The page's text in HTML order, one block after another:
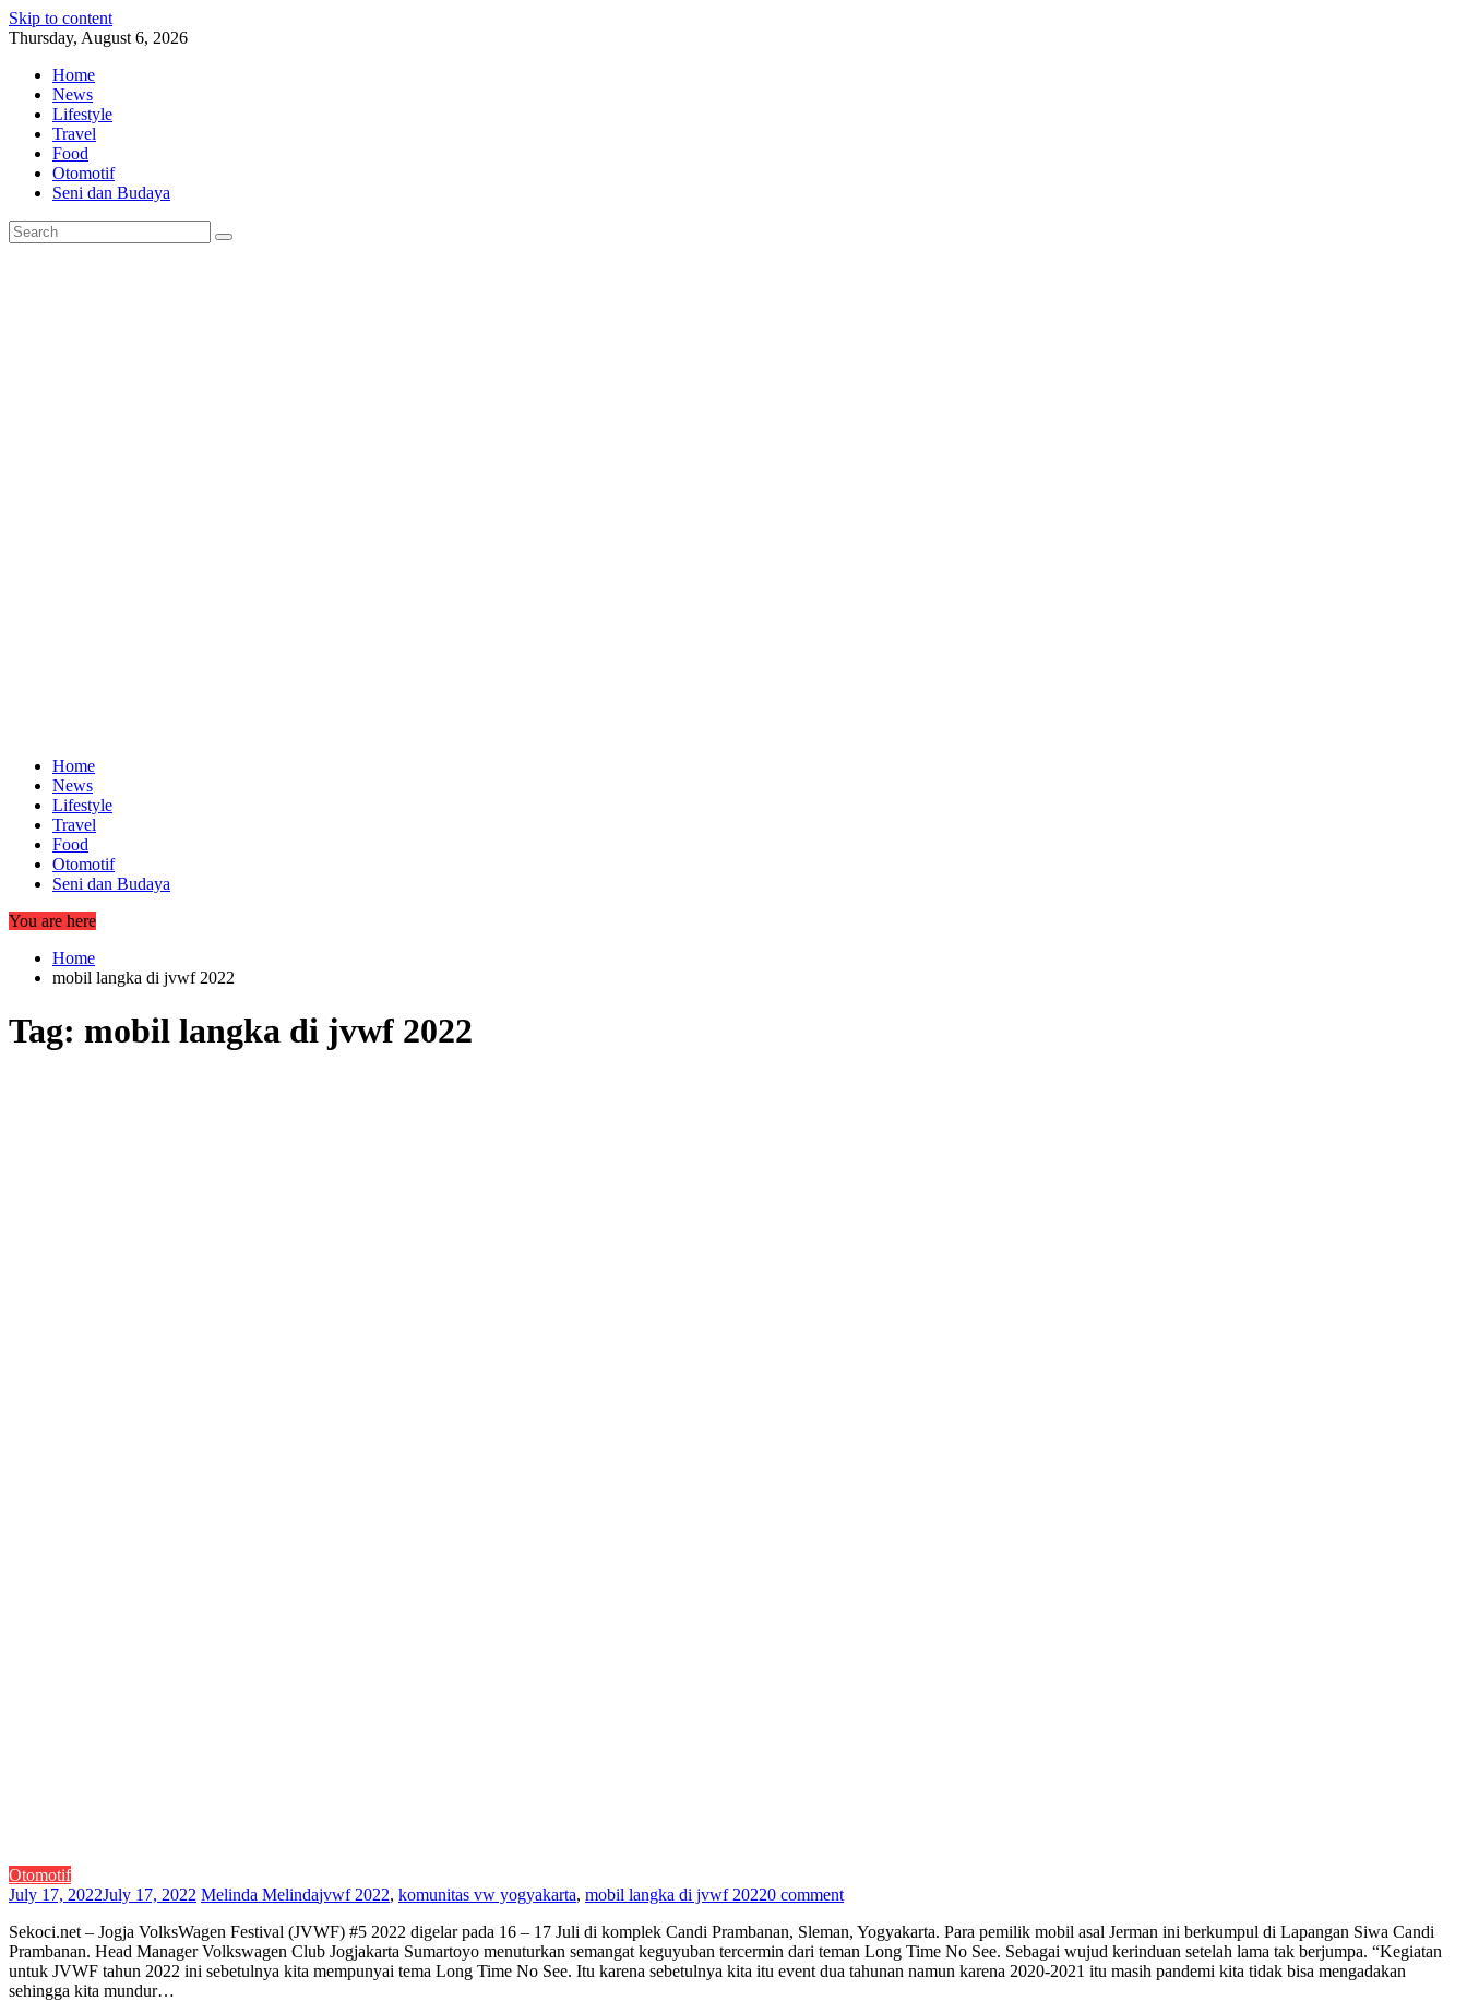
Skip to content
Thursday, August 6, 2026
Home
News
Lifestyle
Travel
Food
Otomotif
Seni dan Budaya
Home
News
Lifestyle
Travel
Food
Otomotif
Seni dan Budaya
You are here
Home
mobil langka di jvwf 2022
Tag: mobil langka di jvwf 2022
Otomotif
July 17, 2022July 17, 2022 Melinda Melindajvwf 2022, komunitas vw yogyakarta, mobil langka di jvwf 20220 comment
Sekoci.net – Jogja VolksWagen Festival (JVWF) #5 2022 digelar pada 16 – 17 Juli di komplek Candi Prambanan, Sleman, Yogyakarta. Para pemilik mobil asal Jerman ini berkumpul di Lapangan Siwa Candi
Prambanan. Head Manager Volkswagen Club Jogjakarta Sumartoyo menuturkan semangat keguyuban tercermin dari teman Long Time No See. Sebagai wujud kerinduan setelah lama tak berjumpa. “Kegiatan
untuk JVWF tahun 2022 ini sebetulnya kita mempunyai tema Long Time No See. Itu karena sebetulnya kita itu event dua tahunan namun karena 2020-2021 itu masih pandemi kita tidak bisa mengadakan
sehingga kita mundur…